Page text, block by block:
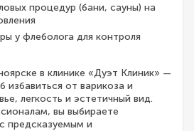
процедур (бани, сауны) на
у флеболога для контроля
в клинике «Дуэт Клиник» —
от варикоза и
легкость и эстетичный вид.
вы выбираете
предсказуемым и